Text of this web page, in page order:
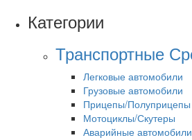
Категории
Транспортные
Легковые автомобили
Грузовые автомобили
Прицепы/Полуприцепы
Мотоциклы/Скутеры
Аварийные автомобили